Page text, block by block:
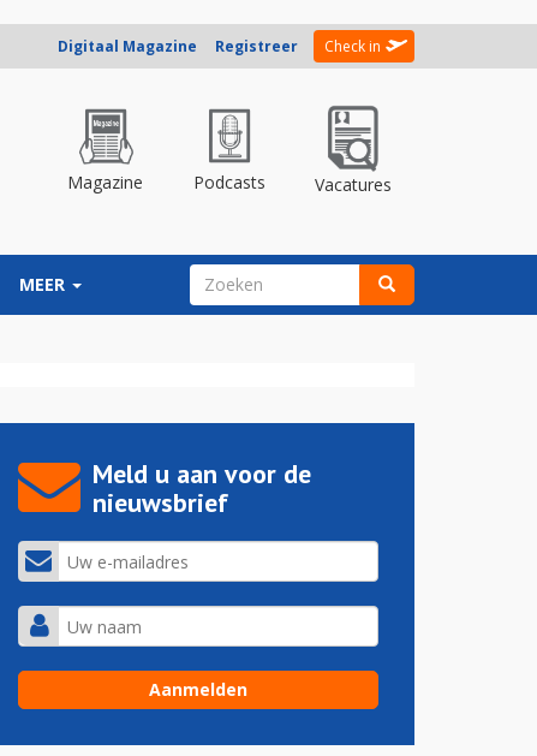
Digitaal Magazine Registreer Check in
Magazine Podcasts Vacatures
MEER ZOEKVELD
Meld u aan voor de
nieuwsbrief